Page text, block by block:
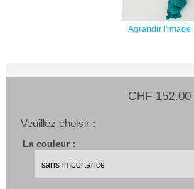
Agrandir l'image
CHF 152.00
Veuillez choisir :
La couleur :